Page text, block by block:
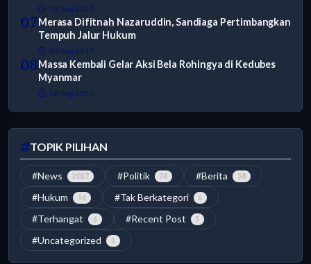
08 Sep 2017
07Merasa Difitnah Nazaruddin, Sandiaga Pertimbangkan
Tempuh Jalur Hukum
09 Sep 2017
08Massa Kembali Gelar Aksi Bela Rohingya di Kedubes
Myanmar
08 Sep 2017
TOPIK PILIHAN
#News 2037 #Politik 74 #Berita 38
#Hukum 16 #Tak Berkategori 6
#Terhangat 6 #Recent Post 5
#Uncategorized 1